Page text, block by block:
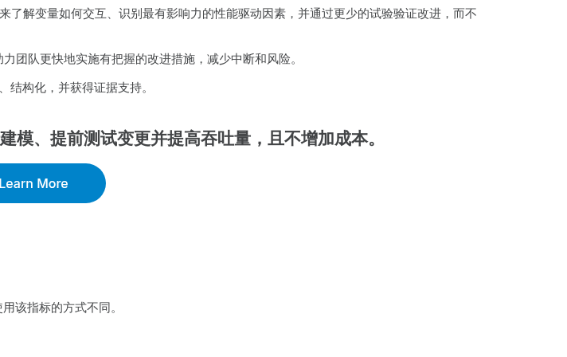
了解变量如何交互、识别最有影响力的性能驱动因素，并通过更少的试验验证改进，而不
团队更快地实施有把握的改进措施，减少中断和风险。
构化，并获得证据支持。
模、提前测试变更并提高吞吐量，且不增加成本。
该指标的方式不同。